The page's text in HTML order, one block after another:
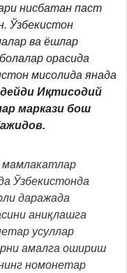
нисбатан паст
Ўзбекистон
ва ёшлар
орасида
мисолида янада
дейди Иқтисодий
маркази бош
мамлакатлар
Ўзбекистонда
даражада
аниқлашга
усуллар
амалга ошириш
номонетар